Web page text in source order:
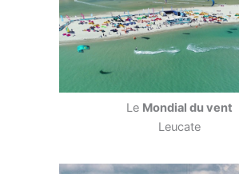
Le Mondial du vent
Leucate